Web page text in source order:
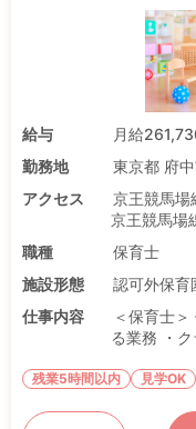
給与
月給
勤務地
東京都 府
アクセス
京王競馬場
京王競馬場
職種
保育士
施設形態
認可外保育
仕事内容
＜保育士
る業務 ・
残業5時間以内 見学OK